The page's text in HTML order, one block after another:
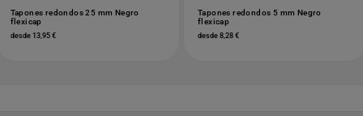
Tapones redondos 25 mm Negro
flexicap
desde 13,95 €
Tapones redondos 5 mm Negro
flexicap
desde 8,28 €